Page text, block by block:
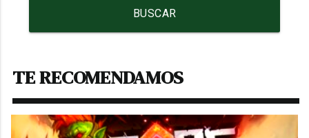
BUSCAR
TE RECOMENDAMOS